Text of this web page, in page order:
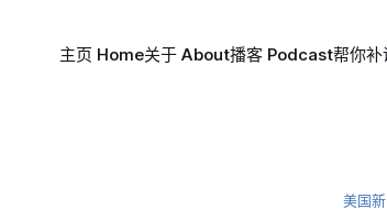
主页 Home关于 About播客 Podcast帮你补
美国